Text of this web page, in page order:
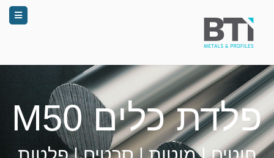
פלדת כלים M50